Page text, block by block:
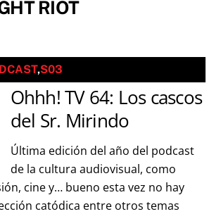
RIOT
,S03
Ohhh! TV 64: Los cascos
del Sr. Mirindo
Última edición del año del podcast
de la cultura audiovisual, como
cine y… bueno esta vez no hay
catódica entre otros temas